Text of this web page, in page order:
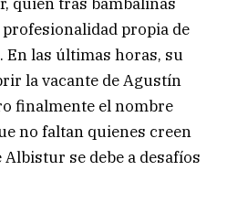
propia de
En las últimas horas, su
la vacante de Agustín
finalmente el nombre
no faltan quienes creen
se debe a desafíos